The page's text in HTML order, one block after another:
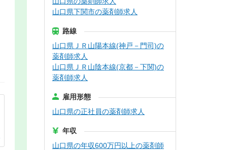
山口県下関市の薬剤師求人
路線
山口県ＪＲ山陽本線(神戸－門司)の
薬剤師求人
山口県ＪＲ山陰本線(京都－下関)の
薬剤師求人
雇用形態
山口県の正社員の薬剤師求人
年収
山口県の年収600万円以上の薬剤師